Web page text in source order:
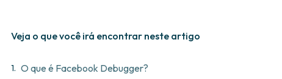
Veja o que você irá encontrar neste artigo
O que é Facebook Debugger?